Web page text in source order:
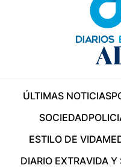
ÚLTIMAS NOTICIAS
SOCIEDAD
ESTILO DE VIDA
DIARIO EXTRAVIDA Y